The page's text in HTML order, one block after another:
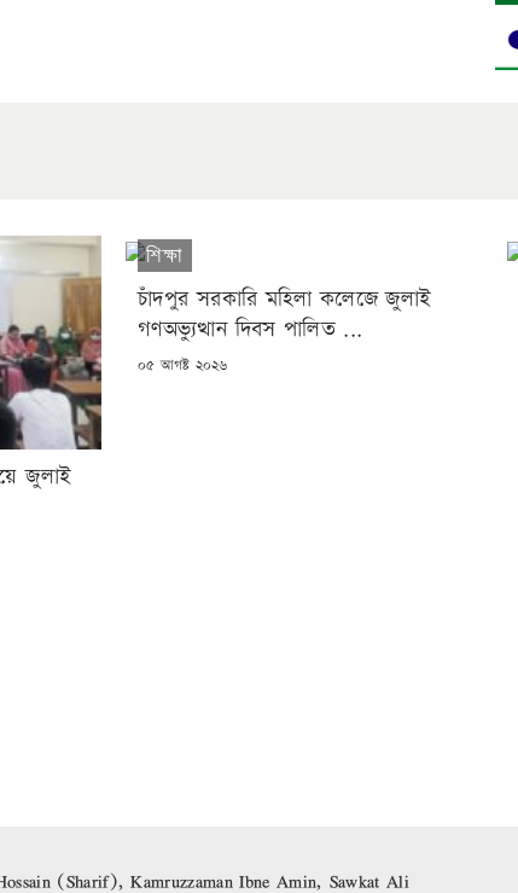
জুলাই
শিক্ষা
চাঁদপুর সরকারি মহিলা কলেজে জুলাই
গণঅভ্যুত্থান দিবস পালিত ...
POSTED
০৫ আগষ্ট ২০২৬
(Sharif), Kamruzzaman Ibne Amin, Sawkat Ali